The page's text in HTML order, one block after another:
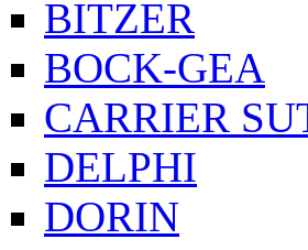
BITZER
BOCK-GEA
CARRIER
DELPHI
DORIN